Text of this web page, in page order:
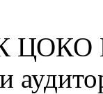
ЦОКО